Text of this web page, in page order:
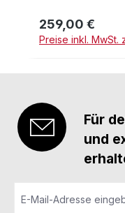
Regulärer Preis:
259,00 €
Preise inkl. MwSt.
Für
und